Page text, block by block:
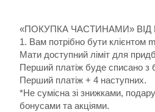
«ПОКУПКА ЧАСТИНАМИ» ВІД
1. Вам потрібно бути клієнтом
Мати доступний ліміт для
Перший платіж буде списано з
Перший платіж + 4 наступних.
*Не сумісна зі знижками,
бонусами та акціями.